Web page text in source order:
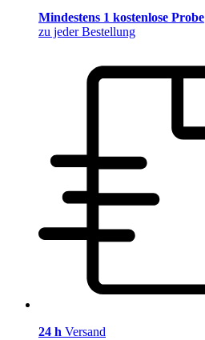
Mindestens 1 kostenlose Probe
zu jeder Bestellung
24 h Versand